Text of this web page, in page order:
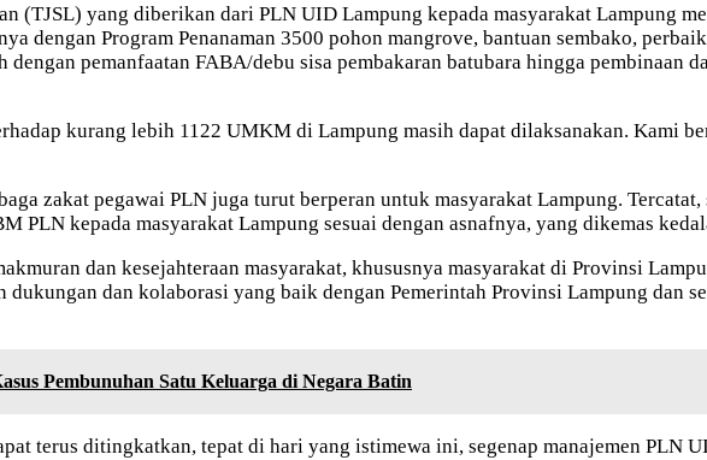
(TJSL) yang diberikan dari PLN UID Lampung kepada masyarakat Lampung
dengan Program Penanaman 3500 pohon mangrove, bantuan sembako,
pemanfaatan FABA/debu sisa pembakaran batubara hingga pembinaan
kurang lebih 1122 UMKM di Lampung masih dapat dilaksanakan. Kami
zakat pegawai PLN juga turut berperan untuk masyarakat Lampung.
PLN kepada masyarakat Lampung sesuai dengan asnafnya, yang dikemas
dan kesejahteraan masyarakat, khususnya masyarakat di Provinsi
dan kolaborasi yang baik dengan Pemerintah Provinsi Lampung dan
Pembunuhan Satu Keluarga di Negara Batin
terus ditingkatkan, tepat di hari yang istimewa ini, segenap manajemen PLN